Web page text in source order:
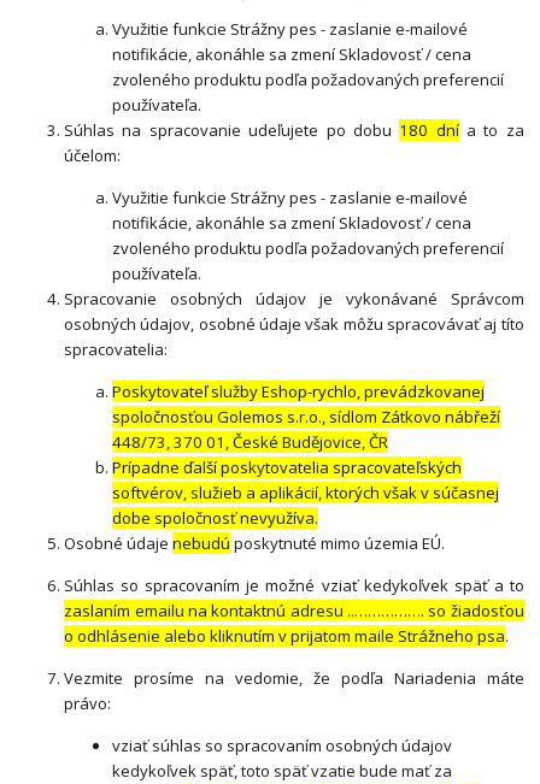
Využitie funkcie Strážny pes - zaslanie e-mailové
notifikácie, akonáhle sa zmení Skladovosť / cena
zvoleného produktu podľa požadovaných preferencií
používateľa.
Súhlas na spracovanie udeľujete po dobu 180 dnía to za
účelom:
Využitie funkcie Strážny pes - zaslanie e-mailové
notifikácie, akonáhle sa zmení Skladovosť / cena
zvoleného produktu podľa požadovaných preferencií
používateľa.
Spracovanie osobných údajov je vykonávané Správcom
osobných údajov, osobné údaje však môžu spracovávať aj títo
spracovatelia:
Poskytovateľ služby Eshop-rychlo, prevádzkovanej
spoločnosťou Golemos s.r.o., sídlom Zátkovo nábřeží
448/73, 370 01, České Budějovice, ČR
Prípadne ďalší poskytovatelia spracovateľských
softvérov, služieb a aplikácií, ktorých však v súčasnej
dobe spoločnosť nevyužíva.
Osobné údajenebudú poskytnuté mimo územia EÚ.
Súhlas so spracovaním je možné vziať kedykoľvek späť a to
zaslaním emailu na kontaktnú adresu ..……………. so žiadosťou
o odhlásenie alebo kliknutím v prijatom maile Strážneho psa.
Vezmite prosíme na vedomie, že podľa Nariadenia máte
právo:
vziať súhlas so spracovaním osobných údajov
kedykoľvek späť, toto späť vzatie bude mať za